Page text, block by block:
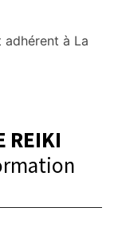
adhérent à La
REIKI